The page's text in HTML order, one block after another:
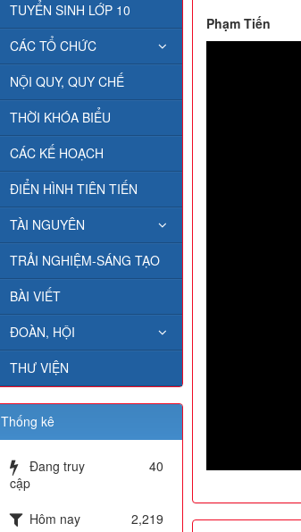
Phạm Tiến
TUYỂN SINH LỚP 10
CÁC TỔ CHỨC
NỘI QUY, QUY CHẾ
THỜI KHÓA BIỂU
CÁC KẾ HOẠCH
ĐIỂN HÌNH TIÊN TIẾN
TÀI NGUYÊN
TRẢI NGHIỆM-SÁNG TẠO
BÀI VIẾT
ĐOÀN, HỘI
THƯ VIỆN
Thống kê
Đang truy
cập
40
Hôm nay
2,219